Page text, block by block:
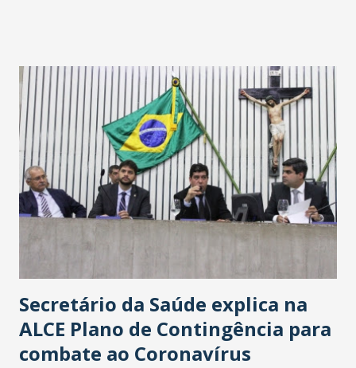
Secretário da Saúde explica na
ALCE Plano de Contingência para
combate ao Coronavírus